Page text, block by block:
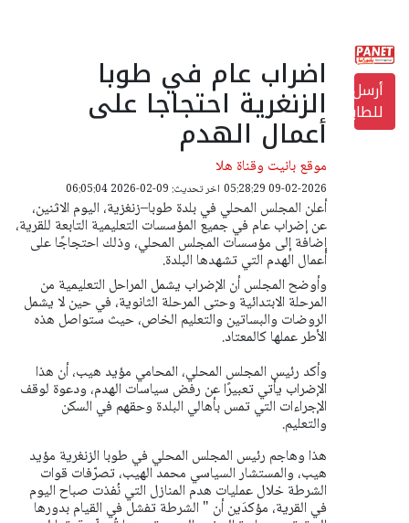
أرسل
للطابعة
اضراب عام في طوبا
الزنغرية احتجاجا على
أعمال الهدم
موقع بانيت وقناة هلا
09-02-2026 05:28:29 اخر تحديث: 09-02-2026 06:05:04
أعلن المجلس المحلي في بلدة طوبا–زنغزية، اليوم الاثنين،
عن إضراب عام في جميع المؤسسات التعليمية التابعة للقرية،
إضافة إلى مؤسسات المجلس المحلي، وذلك احتجاجًا على
أعمال الهدم التي تشهدها البلدة.
وأوضح المجلس أن الإضراب يشمل المراحل التعليمية من
المرحلة الابتدائية وحتى المرحلة الثانوية، في حين لا يشمل
الروضات والبساتين والتعليم الخاص، حيث ستواصل هذه
الأطر عملها كالمعتاد.
وأكد رئيس المجلس المحلي، المحامي مؤيد هيب، أن هذا
الإضراب يأتي تعبيرًا عن رفض سياسات الهدم، ودعوة لوقف
الإجراءات التي تمس بأهالي البلدة وحقهم في السكن
والتعليم.
هذا وهاجم رئيس المجلس المحلي في طوبا الزنغرية مؤيد
هيب، والمستشار السياسي محمد الهيب، تصرّفات قوات
الشرطة خلال عمليات هدم المنازل التي نُفذت صباح اليوم
في القرية، مؤكدَين أن " الشرطة تفشل في القيام بدورها